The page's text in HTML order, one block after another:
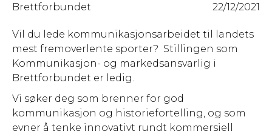
22/12/2021
Brettforbundet
Vil du lede kommunikasjonsarbeidet til landets
mest fremoverlente sporter? Stillingen som
Kommunikasjon- og markedsansvarlig i
Brettforbundet er ledig.
Vi søker deg som brenner for god
kommunikasjon og historiefortelling, og som
evner å tenke innovativt rundt kommersiell